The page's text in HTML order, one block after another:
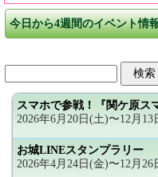
今日から4週間のイベント
スマホで参戦！『関ケ原ス
2026年6月20日(土)〜12月13
お城LINEスタンプラリー
2026年4月24日(金)〜12月26